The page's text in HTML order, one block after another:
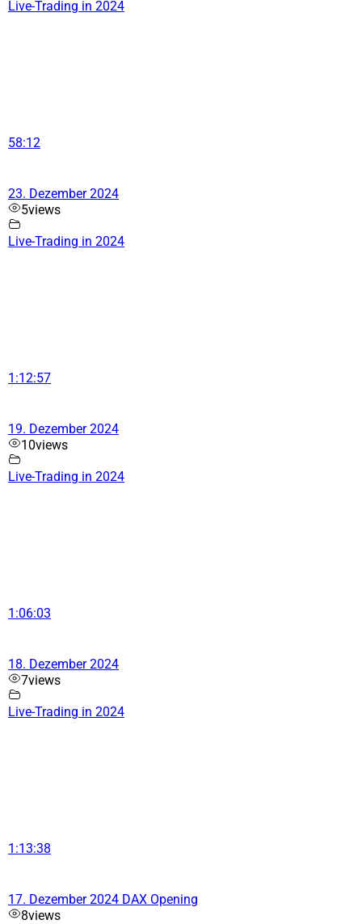
Live-Trading in 2024
58:12
23. Dezember 2024
5views
Live-Trading in 2024
1:12:57
19. Dezember 2024
10views
Live-Trading in 2024
1:06:03
18. Dezember 2024
7views
Live-Trading in 2024
1:13:38
17. Dezember 2024 DAX Opening
8views